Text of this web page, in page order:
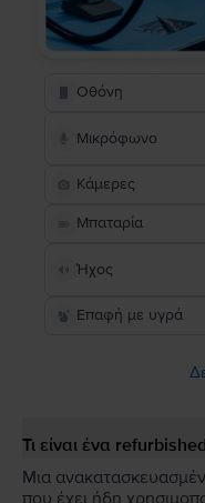
Οθόνη
Μικρόφωνο
Κάμερες
Μπαταρία
Ήχος
Επαφή με υγρά
Τι είναι ένα
Μια